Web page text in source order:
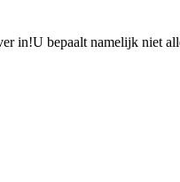
in!U bepaalt namelijk niet